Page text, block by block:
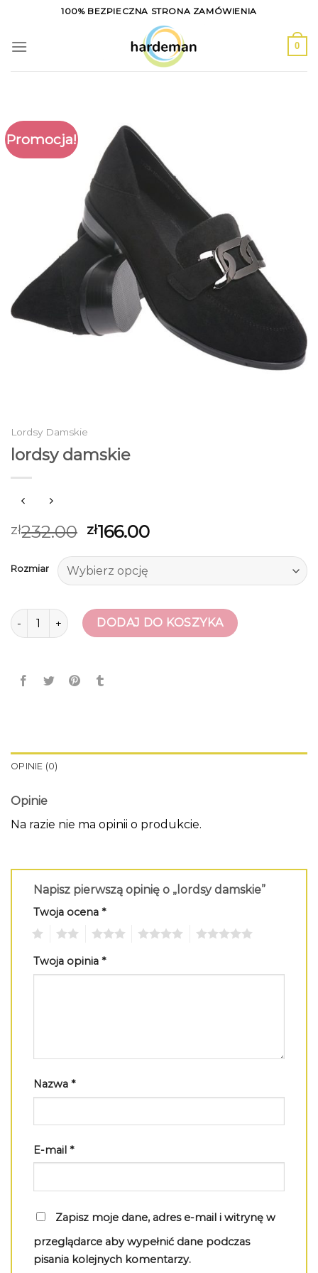
content
100% BEZPIECZNA STRONA ZAMÓWIENIA
0
Promocja!
Lordsy Damskie
lordsy damskie
zł232.00 zł166.00
Rozmiar
ilość lordsy damskieDODAJ DO KOSZYKA
OPINIE (0)
Opinie
Na razie nie ma opinii o produkcie.
Napisz pierwszą opinię o „lordsy damskie”
Twoja ocena *
Twoja opinia *
Nazwa *
E-mail *
Zapisz moje dane, adres e-mail i witrynę w
przeglądarce aby wypełnić dane podczas
pisania kolejnych komentarzy.